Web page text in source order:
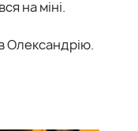
на міні.
Олександрію.